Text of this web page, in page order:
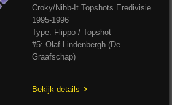
Croky/Nibb-It Topshots Eredivisie
1995-1996
Type: Flippo / Topshot
#5: Olaf Lindenbergh (De
Graafschap)
Bekijk details